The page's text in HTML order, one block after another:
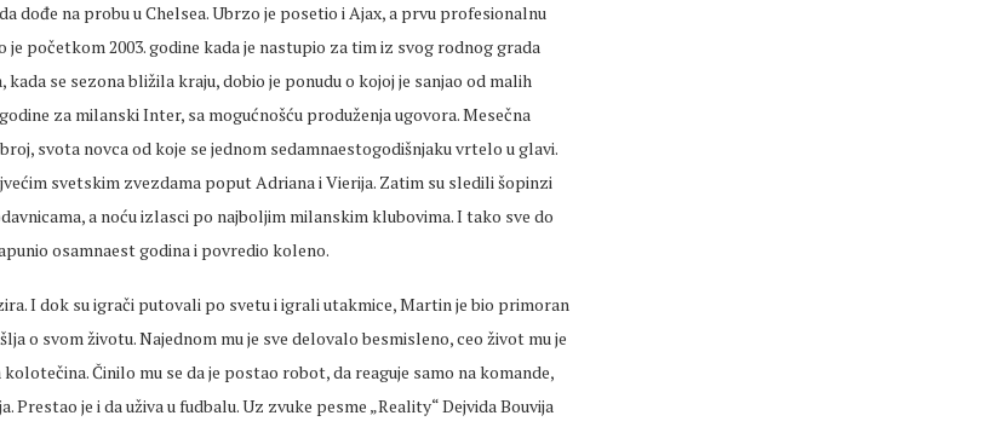
dođe na probu u Chelsea. Ubrzo je posetio i Ajax, a prvu profesionalnu
početkom 2003. godine kada je nastupio za tim iz svog rodnog grada
kada se sezona bližila kraju, dobio je ponudu o kojoj je sanjao od malih
za milanski Inter, sa mogućnošću produženja ugovora. Mesečna
svota novca od koje se jednom sedamnaestogodišnjaku vrtelo u glavi.
svetskim zvezdama poput Adriana i Vierija. Zatim su sledili šopinzi
a noću izlasci po najboljim milanskim klubovima. I tako sve do
osamnaest godina i povredio koleno.
I dok su igrači putovali po svetu i igrali utakmice, Martin je bio primoran
o svom životu. Najednom mu je sve delovalo besmisleno, ceo život mu je
Činilo mu se da je postao robot, da reaguje samo na komande,
Prestao je i da uživa u fudbalu. Uz zvuke pesme „Reality“ Dejvida Bouvija